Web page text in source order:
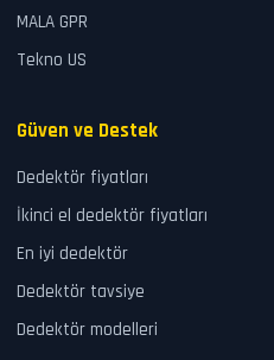
MALA GPR
Tekno US
Güven ve Destek
Dedektör fiyatları
İkinci el dedektör fiyatları
En iyi dedektör
Dedektör tavsiye
Dedektör modelleri